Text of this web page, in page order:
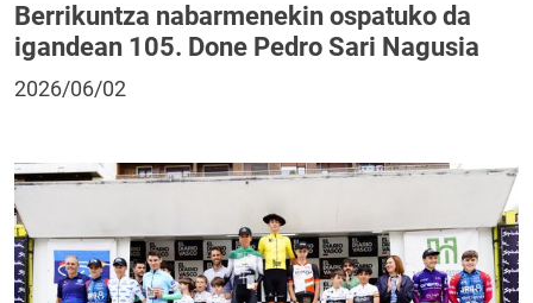
Berrikuntza nabarmenekin ospatuko da
igandean 105. Done Pedro Sari Nagusia
2026/06/02